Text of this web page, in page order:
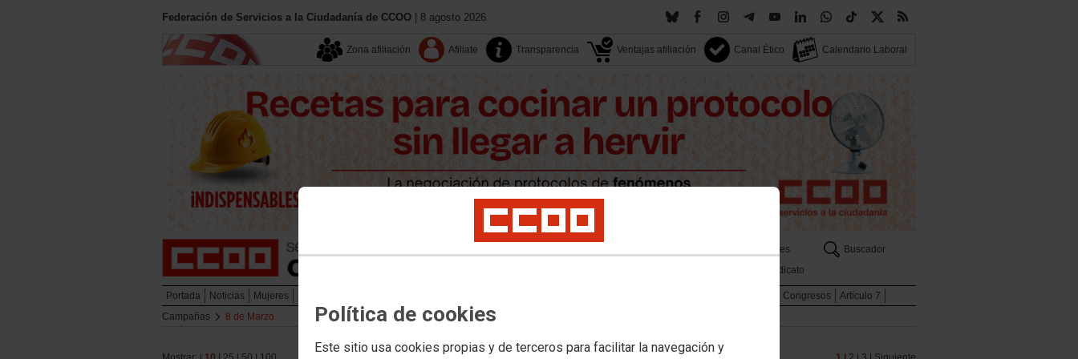
Política de cookies
Este sitio usa cookies propias y de terceros para facilitar la navegación y
Federación de Servicios a la Ciudadanía de CCOO | 8 agosto 2026.
Zona afiliación Afiliate Transparencia Ventajas afiliación Canal Ético Calendario Laboral
Sectores
Buscador
Tu sindicato
Portada Noticias Mujeres Juventud Congresos
Artículo 7
Campañas
8 de Marzo